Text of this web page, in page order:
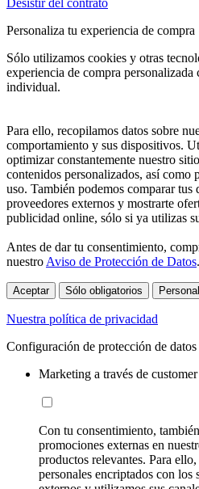
Personaliza tu experiencia de compra
Sólo utilizamos cookies y otras
experiencia de compra
individual.
Para ello, recopilamos datos sobre
comportamiento y sus dispositivos.
optimizar constantemente nuestro
contenidos personalizados, así como
uso. También podemos comparar tus
proveedores externos y mostrarte
publicidad online, sólo si ya utilizas
Antes de dar tu consentimiento,
nuestro Aviso de Protección de Datos.
Aceptar Sólo obligatorios
Nuestra política de privacidad
Configuración de protección de datos
Marketing a través de
Con tu consentimiento,
promociones externas en
productos relevantes. Para
personales encriptados con los